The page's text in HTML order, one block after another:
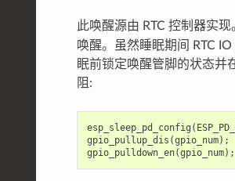
此唤醒源由 RTC 控制器实
唤醒。虽然睡眠期间 RTC
眠前锁定唤醒管脚的状态并
阻:
esp_sleep_pd_config (
gpio_pullup_dis (gpio_num);
gpio_pulldown_en(gpio_num);